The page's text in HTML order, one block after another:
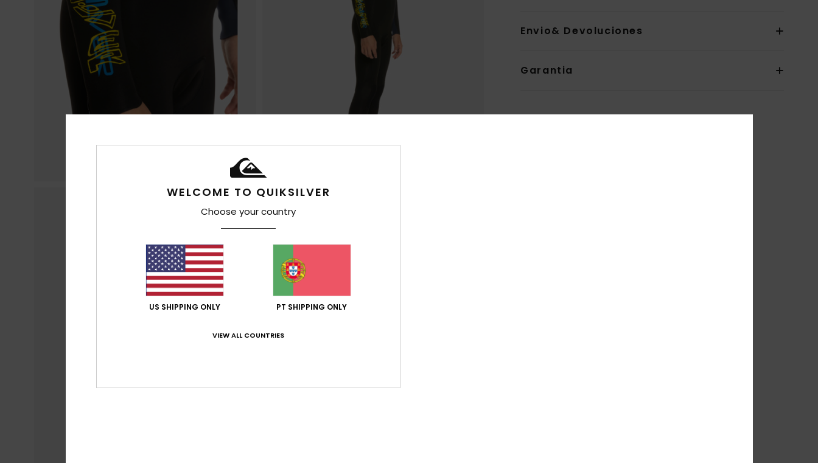
Envio& Devoluciones
Garantia
WELCOME TO QUIKSILVER
Choose your country
US SHIPPING ONLY PT SHIPPING ONLY
VIEW ALL COUNTRIES